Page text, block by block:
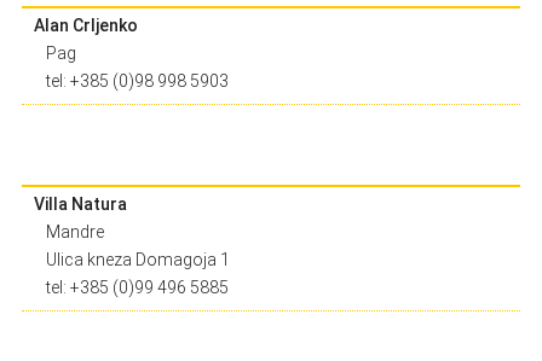
Alan Crljenko
Pag
tel: +385 (0)98 998 5903
Villa Natura
Mandre
Ulica kneza Domagoja 1
tel: +385 (0)99 496 5885